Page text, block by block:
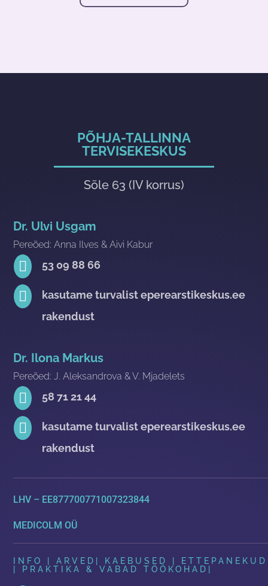
PÕHJA-TALLINNA
TERVISEKESKUS
Sõle 63 (IV korrus)
Dr. Ulvi Usgam
Pereõed: Anna Ilves & Aivi Kabur
 53 09 88 66

kasutame turvalist eperearstikeskus.ee
rakendust
Dr. Ilona Markus
Pereõed: J. Aleksandrova & V. Mjadelets
 58 71 21 44

kasutame turvalist eperearstikeskus.ee
rakendust
LHV – EE877700771007323844
MEDICOLM OÜ
INFO | ARVED
KAEBUSED | ETTEPANEKUD
| PRAKTIKA & VABAD TÖÖKOHAD